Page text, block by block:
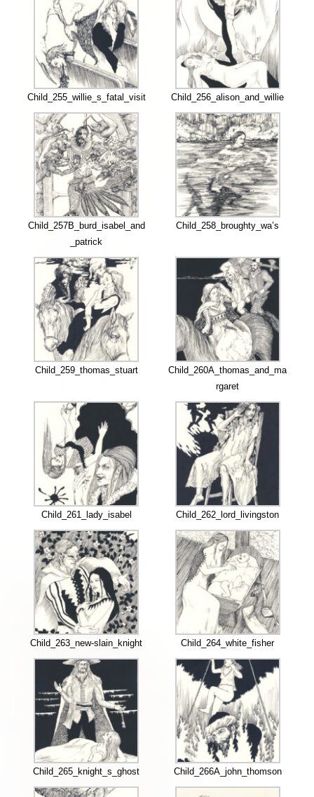
Child_255_willie_s_fatal_visit Child_256_alison_and_willie
Child_257B_burd_isabel_and
_patrick
Child_258_broughty_wa’s
Child_259_thomas_stuart
Child_260A_thomas_and_ma
rgaret
Child_261_lady_isabel Child_262_lord_livingston
Child_263_new-slain_knight Child_264_white_fisher
Child_265_knight_s_ghost Child_266A_john_thomson